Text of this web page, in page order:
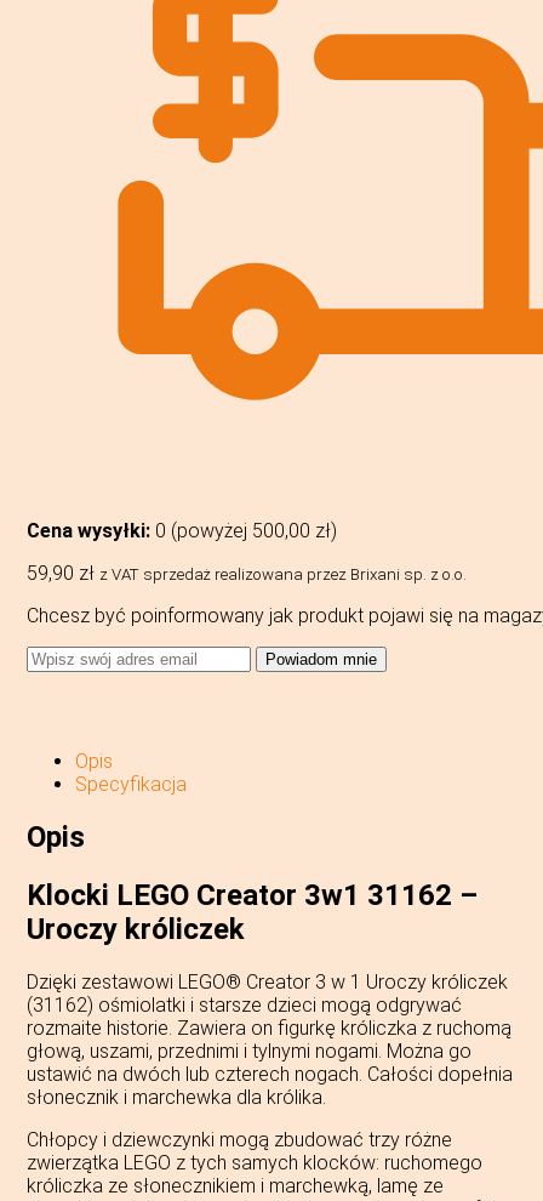
Cena wysyłki: 0 (powyżej 500,00 zł)
59,90 zł z VAT sprzedaż realizowana przez Brixani sp. z o.o.
Chcesz być poinformowany jak produkt pojawi się na
Powiadom mnie
Opis
Specyfikacja
Opis
Klocki LEGO Creator 3w1 31162 –
Uroczy króliczek
Dzięki zestawowi LEGO® Creator 3 w 1 Uroczy króliczek
(31162) ośmiolatki i starsze dzieci mogą odgrywać
rozmaite historie. Zawiera on figurkę króliczka z ruchomą
głową, uszami, przednimi i tylnymi nogami. Można go
ustawić na dwóch lub czterech nogach. Całości dopełnia
słonecznik i marchewka dla królika.
Chłopcy i dziewczynki mogą zbudować trzy różne
zwierzątka LEGO z tych samych klocków: ruchomego
króliczka ze słonecznikiem i marchewką, lamę ze